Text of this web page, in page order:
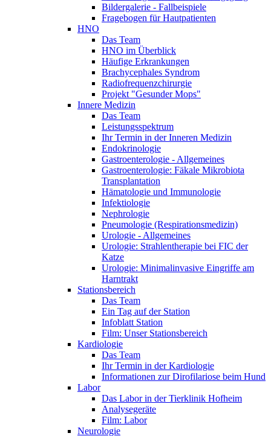
Bildergalerie - Fallbeispiele
Fragebogen für Hautpatienten
HNO
Das Team
HNO im Überblick
Häufige Erkrankungen
Brachycephales Syndrom
Radiofrequenzchirurgie
Projekt "Gesunder Mops"
Innere Medizin
Das Team
Leistungsspektrum
Ihr Termin in der Inneren Medizin
Endokrinologie
Gastroenterologie - Allgemeines
Gastroenterologie: Fäkale Mikrobiota
Transplantation
Hämatologie und Immunologie
Infektiologie
Nephrologie
Pneumologie (Respirationsmedizin)
Urologie - Allgemeines
Urologie: Strahlentherapie bei FIC der
Katze
Urologie: Minimalinvasive Eingriffe am
Harntrakt
Stationsbereich
Das Team
Ein Tag auf der Station
Infoblatt Station
Film: Unser Stationsbereich
Kardiologie
Das Team
Ihr Termin in der Kardiologie
Informationen zur Dirofilariose beim Hund
Labor
Das Labor in der Tierklinik Hofheim
Analysegeräte
Film: Labor
Neurologie